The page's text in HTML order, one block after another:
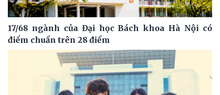
17/68 ngành của Đại học Bách khoa Hà Nội có
điểm chuẩn trên 28 điểm